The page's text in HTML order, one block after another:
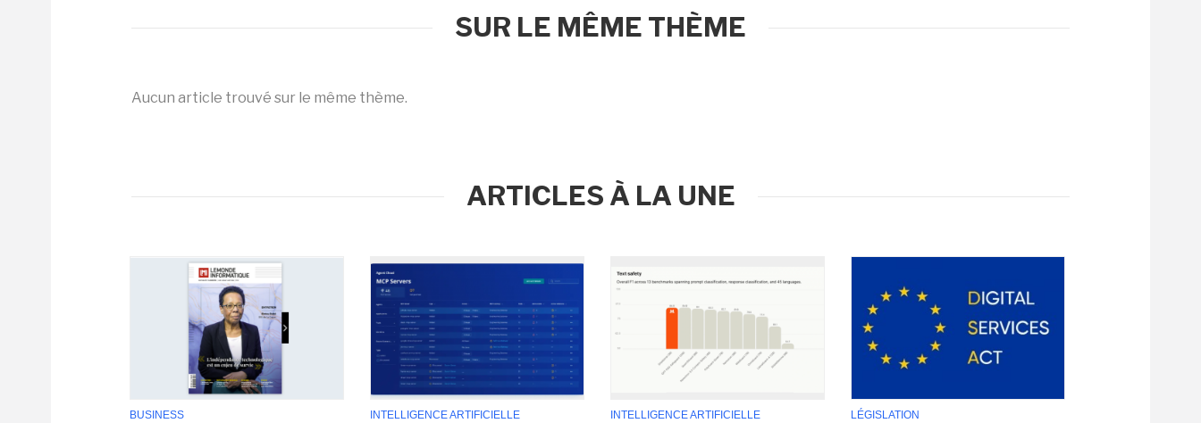
SUR LE MÊME THÈME
Aucun article trouvé sur le même thème.
ARTICLES À LA UNE
BUSINESS INTELLIGENCE ARTIFICIELLE INTELLIGENCE ARTIFICIELLE LÉGISLATION